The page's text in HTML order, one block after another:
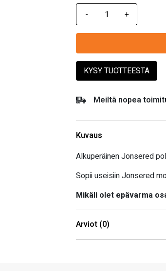
KYSY TUOTTEESTA
Meiltä nopea
Kuvaus
Alkuperäinen Jonsered
Sopii useisiin Jonsered
Mikäli olet epävarma
Arviot (0)